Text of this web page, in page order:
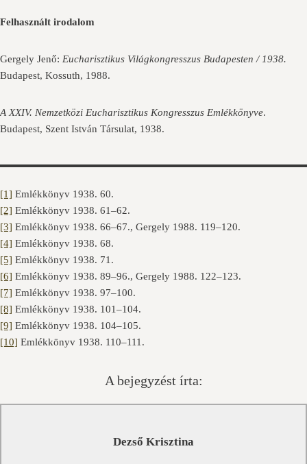
Felhasznált irodalom
Gergely Jenő: Eucharisztikus Világkongresszus Budapesten / 1938.
Budapest, Kossuth, 1988.
A XXIV. Nemzetközi Eucharisztikus Kongresszus Emlékkönyve.
Budapest, Szent István Társulat, 1938.
[1] Emlékkönyv 1938. 60.
[2] Emlékkönyv 1938. 61–62.
[3] Emlékkönyv 1938. 66–67., Gergely 1988. 119–120.
[4] Emlékkönyv 1938. 68.
[5] Emlékkönyv 1938. 71.
[6] Emlékkönyv 1938. 89–96., Gergely 1988. 122–123.
[7] Emlékkönyv 1938. 97–100.
[8] Emlékkönyv 1938. 101–104.
[9] Emlékkönyv 1938. 104–105.
[10] Emlékkönyv 1938. 110–111.
A bejegyzést írta:
Dezső Krisztina